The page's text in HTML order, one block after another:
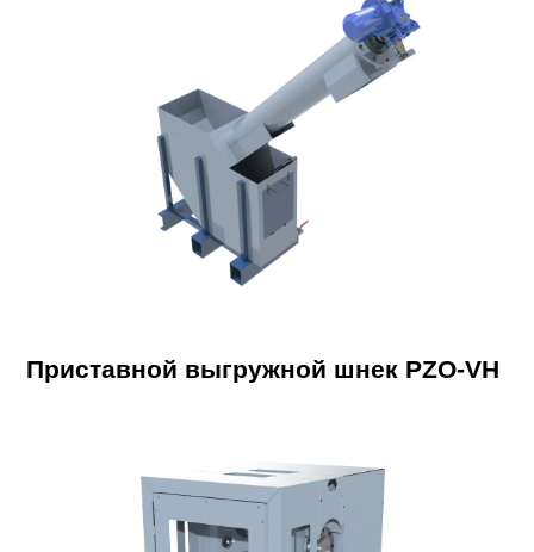
Приставной выгружной шнек PZO-VH